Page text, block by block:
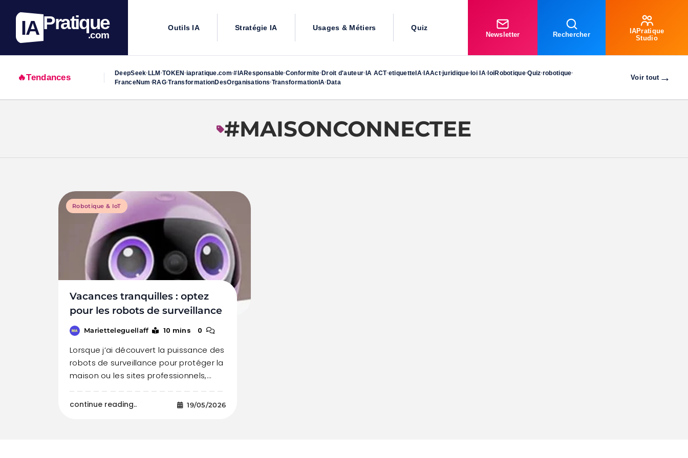
IA Pratique
.com
Outils IA Stratégie IA Usages & Métiers Quiz
Newsletter Rechercher
IAPratique
Studio
🔥Tendances DeepSeek• LLM •TOKEN•iapratique.com•#IAResponsable•Conformite• Droit d'auteur• IA ACT•etiquetteIA• IAAct•juridique• loi IA• loiRobotique•Quiz•robotique•
FranceNum • RAG•TransformationDesOrganisations•TransformationIA• Data
Voir tout→
#MAISONCONNECTEE
Robotique & IoT
Vacances tranquilles : optez
pour les robots de surveillance
Marietteleguellaff 10 mins 0
Lorsque j’ai découvert la puissance des
robots de surveillance pour protéger la
maison ou les sites professionnels,…
continue reading.. 19/05/2026